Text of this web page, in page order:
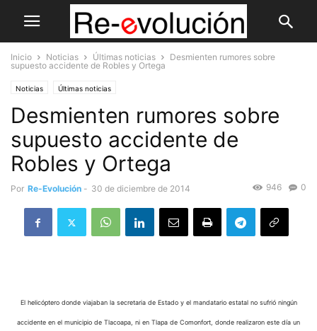
Inicio Noticias Últimas noticias
Desmienten rumores sobre
supuesto accidente de Robles y Ortega
Noticias Últimas noticias
Desmienten rumores sobre
supuesto accidente de
Robles y Ortega
Por Re-Evolución - 30 de diciembre de 2014 0
946
El helicóptero donde viajaban la secretaria de Estado y el mandatario estatal no sufrió ningún
accidente en el municipio de Tlacoapa, ni en Tlapa de Comonfort, donde realizaron este día un